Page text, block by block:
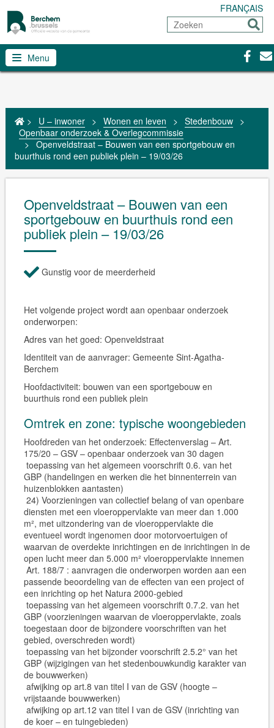
FRANÇAIS
Zoeken
Sturen
Menu
> U – inwoner > Wonen en leven > Stedenbouw
>
Openbaar onderzoek & Overlegcommissie
> Openveldstraat – Bouwen van een sportgebouw en
buurthuis rond een publiek plein – 19/03/26
Openveldstraat – Bouwen van een
sportgebouw en buurthuis rond een
publiek plein – 19/03/26
Gunstig voor de meerderheid
Het volgende project wordt aan openbaar onderzoek
onderworpen:
Adres van het goed: Openveldstraat
Identiteit van de aanvrager: Gemeente Sint-Agatha-
Berchem
Hoofdactiviteit: bouwen van een sportgebouw en
buurthuis rond een publiek plein
Omtrek en zone: typische woongebieden
Hoofdreden van het onderzoek: Effectenverslag – Art.
175/20 – GSV – openbaar onderzoek van 30 dagen
toepassing van het algemeen voorschrift 0.6. van het
GBP (handelingen en werken die het binnenterrein van
huizenblokken aantasten)
24) Voorzieningen van collectief belang of van openbare
diensten met een vloeroppervlakte van meer dan 1.000
m², met uitzondering van de vloeroppervlakte die
eventueel wordt ingenomen door motorvoertuigen of
waarvan de overdekte inrichtingen en de inrichtingen in de
open lucht meer dan 5.000 m² vloeroppervlakte innemen
Art. 188/7 : aanvragen die onderworpen worden aan een
passende beoordeling van de effecten van een project of
een inrichting op het Natura 2000-gebied
toepassing van het algemeen voorschrift 0.7.2. van het
GBP (voorzieningen waarvan de vloeroppervlakte, zoals
toegestaan door de bijzondere voorschriften van het
gebied, overschreden wordt)
toepassing van het bijzonder voorschrift 2.5.2° van het
GBP (wijzigingen van het stedenbouwkundig karakter van
de bouwwerken)
afwijking op art.8 van titel I van de GSV (hoogte –
vrijstaande bouwwerken)
afwijking op art.12 van titel I van de GSV (inrichting van
de koer – en tuingebieden)